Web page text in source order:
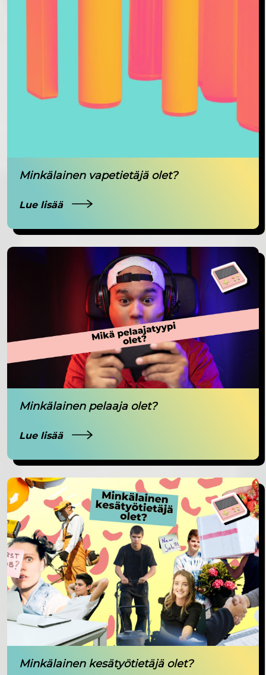
Minkälainen vapetietäjä olet?
Lue lisää
Minkälainen pelaaja olet?
Lue lisää
Minkälainen kesätyötietäjä olet?